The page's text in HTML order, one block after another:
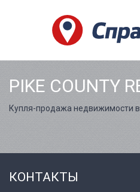
PIKE COUNTY
Купля-продажа недвижимости в
КОНТАКТЫ